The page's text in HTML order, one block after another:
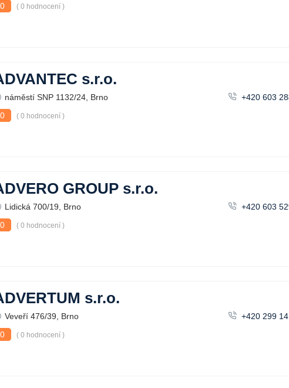
0
( 0 hodnocení )
s.r.o.
náměstí SNP 1132/24, Brno
+420 603
0
( 0 hodnocení )
GROUP s.r.o.
Lidická 700/19, Brno
+420 603
0
( 0 hodnocení )
s.r.o.
Veveří 476/39, Brno
+420 299
0
( 0 hodnocení )